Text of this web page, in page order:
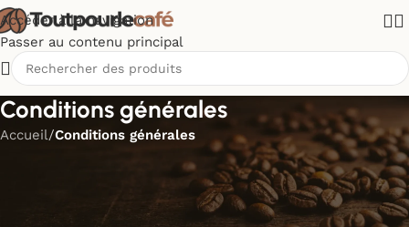
Accéder à la navigation
Passer au contenu principal
Conditions générales
Accueil/Conditions générales
Les présentes conditions générales d’utilisation décrivent
les termes et conditions d’accès et d’utilisation des services
offerts par Toutpourlecafe.fr. Elles encadrent les droits et
obligations des utilisateurs lorsqu’ils naviguent et